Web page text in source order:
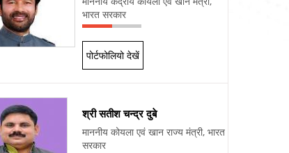
भारत सरकार
पोर्टफोलियो देखें
श्री सतीश चन्द्र दुबे
माननीय कोयला एवं खान राज्य मंत्री, भारत
सरकार